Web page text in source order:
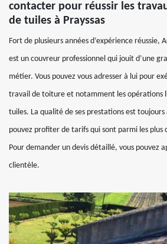
contacter pour réussir les
de tuiles à Prayssas
Fort de plusieurs années d’expérience réussie,
est un couvreur professionnel qui jouit d’une
métier. Vous pouvez vous adresser à lui pour
travail de toiture et notamment les opérations
tuiles. La qualité de ses prestations est toujours
pouvez profiter de tarifs qui sont parmi les plus
Pour demander un devis détaillé, vous pouvez
clientèle.